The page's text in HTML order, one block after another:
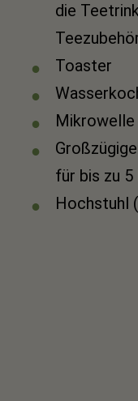
die
Toaster
Mikrowelle
für bis zu 5
Hochstuhl